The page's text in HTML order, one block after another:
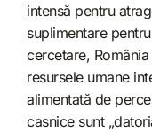
intensă pentru
suplimentare
cercetare,
resursele umane
alimentată de
casnice sunt